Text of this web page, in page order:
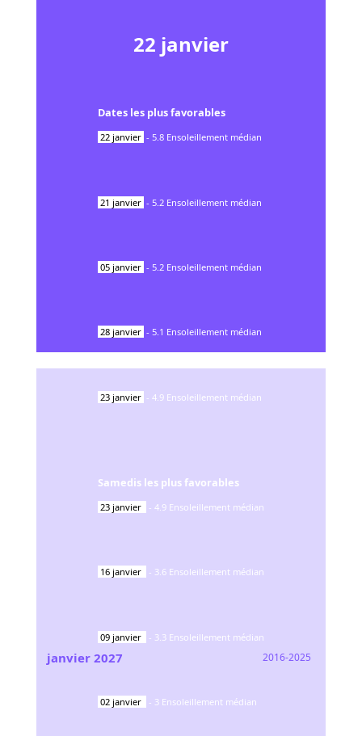
22 janvier
Dates les plus favorables
22 janvier - 5.8 Ensoleillement médian
21 janvier - 5.2 Ensoleillement médian
05 janvier - 5.2 Ensoleillement médian
28 janvier - 5.1 Ensoleillement médian
23 janvier - 4.9 Ensoleillement médian
Samedis les plus favorables
23 janvier - 4.9 Ensoleillement médian
16 janvier - 3.6 Ensoleillement médian
09 janvier - 3.3 Ensoleillement médian
02 janvier - 3 Ensoleillement médian
janvier 2027 2016-2025